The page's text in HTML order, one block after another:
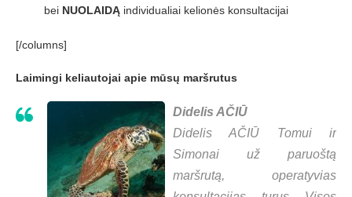
bei NUOLAIDĄ individualiai kelionės konsultacijai
[/columns]
Laimingi keliautojai apie mūsų maršrutus
Didelis AČIŪ
Didelis AČIŪ Tomui ir
Simonai už paruoštą
maršrutą, operatyvias